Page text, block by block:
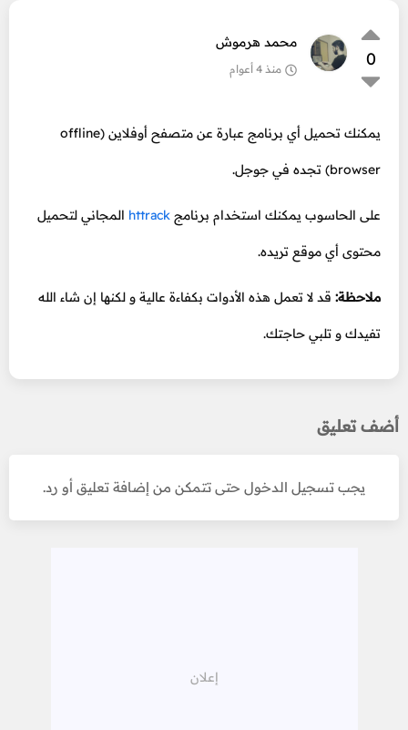
0
محمد هرموش
منذ 4 أعوام
يمكنك تحميل أي برنامج عبارة عن متصفح أوفلاين (offline
browser) تجده في جوجل.
على الحاسوب يمكنك استخدام برنامج httrack المجاني لتحميل
محتوى أي موقع تريده.
ملاحظة: قد لا تعمل هذه الأدوات بكفاءة عالية و لكنها إن شاء الله
تفيدك و تلبي حاجتك.
أضف تعليق
يجب تسجيل الدخول حتى تتمكن من إضافة تعليق أو رد.